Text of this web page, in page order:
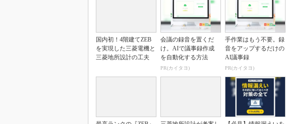
国内初！4階建てZEB
を実現した三菱電機と
三菱地所設計の工夫
会議の録音を置くだ
け。AIで議事録作成
を自動化する方法
PR(カイタヨ)
手作業はもう不要。録
音をアップするだけの
AI議事録
PR(カイタヨ)